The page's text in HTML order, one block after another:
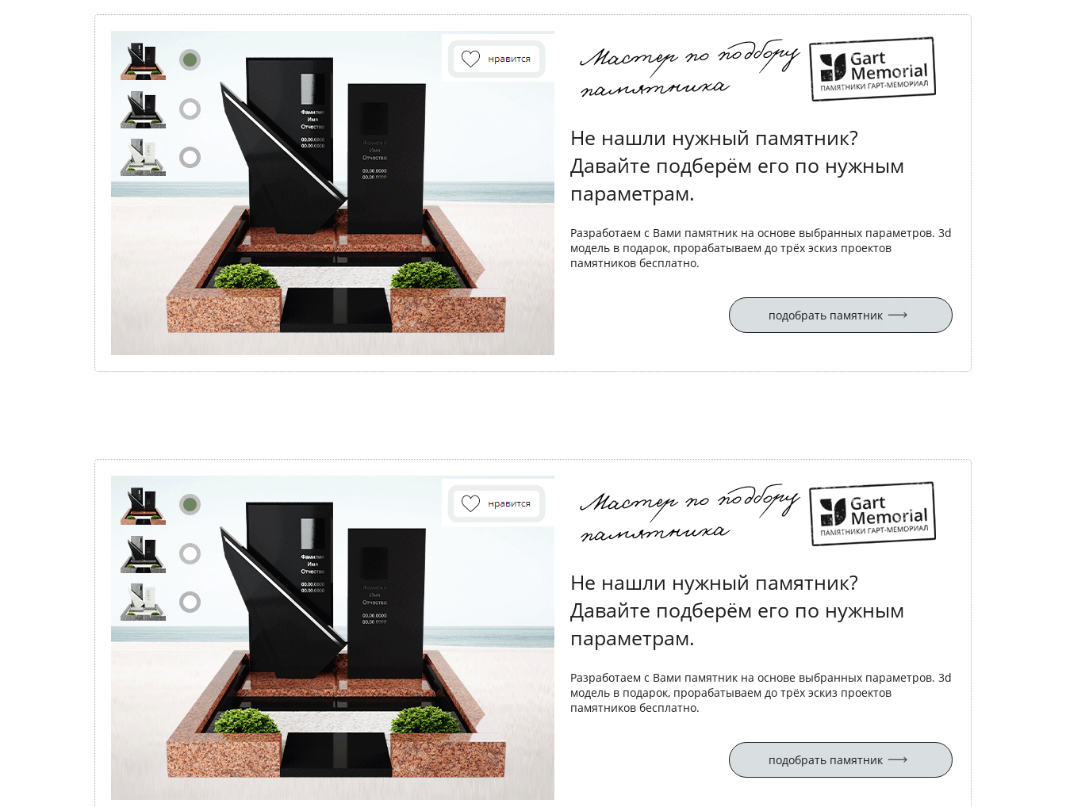
Не нашли нужный памятник?
Давайте подберём его по нужным
параметрам.
Разработаем с Вами памятник на основе выбранных параметров. 3d
модель в подарок, прорабатываем до трёх эскиз проектов
памятников бесплатно.
подобрать памятник
Не нашли нужный памятник?
Давайте подберём его по нужным
параметрам.
Разработаем с Вами памятник на основе выбранных параметров. 3d
модель в подарок, прорабатываем до трёх эскиз проектов
памятников бесплатно.
подобрать памятник